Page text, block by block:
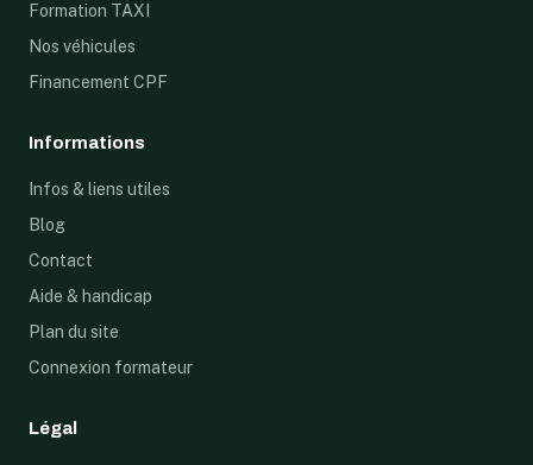
Formation TAXI
Nos véhicules
Financement CPF
Informations
Infos & liens utiles
Blog
Contact
Aide & handicap
Plan du site
Connexion formateur
Légal